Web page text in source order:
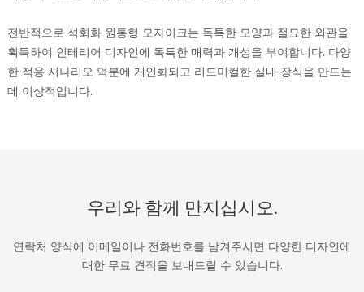
전반적으로 석회화 원통형 모자이크는 독특한 모양과 절묘한 외관을
획득하여 인테리어 디자인에 독특한 매력과 개성을 부여합니다. 다양
한 적용 시나리오 덕분에 개인화되고 리드미컬한 실내 장식을 만드는
데 이상적입니다.
우리와 함께 만지십시오.
연락처 양식에 이메일이나 전화번호를 남겨주시면 다양한 디자인에
대한 무료 견적을 보내드릴 수 있습니다.